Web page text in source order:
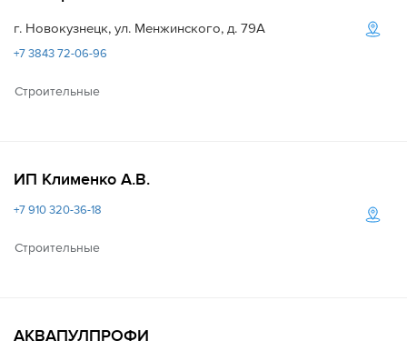
г. Новокузнецк, ул. Менжинского, д. 79А
+7 3843 72-06-96
Строительные
ИП Клименко А.В.
+7 910 320-36-18
Строительные
АКВАПУЛПРОФИ